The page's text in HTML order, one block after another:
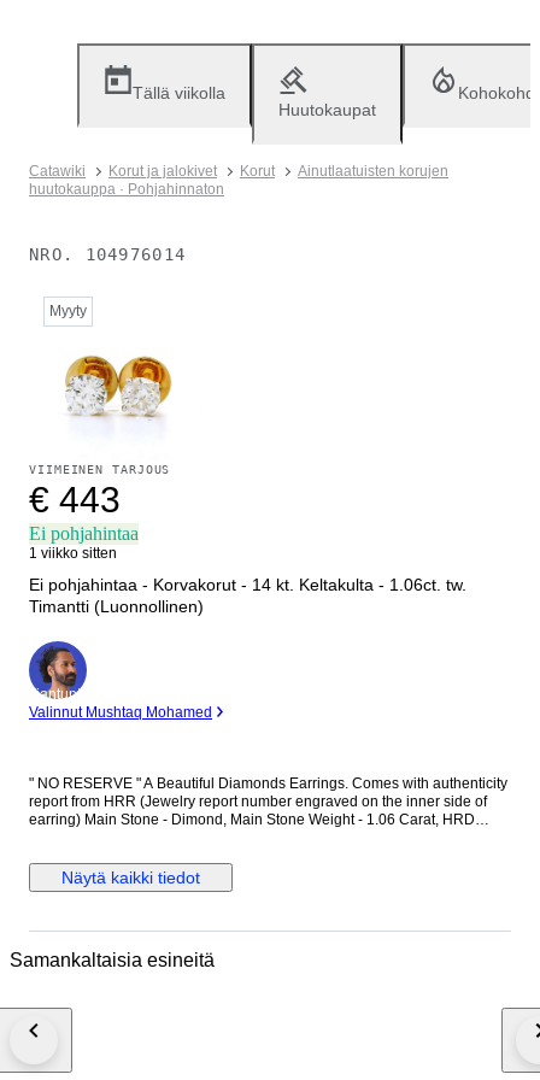
Tällä viikolla
Huutokaupat
Catawiki Korut ja jalokivet Korut
Ainutlaatuisten korujen
huutokauppa · Pohjahinnaton
NRO. 104976014
Myyty
VIIMEINEN TARJOUS
€ 443
Ei pohjahintaa
1 viikko sitten
Ei pohjahintaa - Korvakorut - 14 kt. Keltakulta - 1.06ct. tw.
Timantti (Luonnollinen)
asiantuntija
Valinnut Mushtaq Mohamed
" NO RESERVE " A Beautiful Diamonds Earrings. Comes with authenticity
report from HRR (Jewelry report number engraved on the inner side of
earring) Main Stone - Dimond, Main Stone Weight - 1.06 Carat, HRD
Näytä kaikki tiedot
Samankaltaisia esineitä